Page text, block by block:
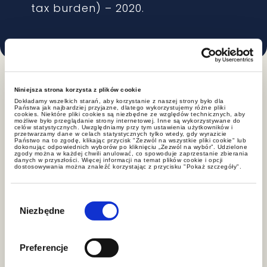
Niniejsza strona korzysta z plików cookie
Dokładamy wszelkich starań, aby korzystanie z naszej strony było dla
Państwa jak najbardziej przyjazne, dlatego wykorzystujemy różne pliki
cookies. Niektóre pliki cookies są niezbędne ze względów technicznych, aby
możliwe było przeglądanie strony internetowej. Inne są wykorzystywane do
celów statystycznych. Uwzględniamy przy tym ustawienia użytkowników i
przetwarzamy dane w celach statystycznych tylko wtedy, gdy wyrazicie
Państwo na to zgodę, klikając przycisk "Zezwól na wszystkie pliki cookie" lub
dokonując odpowiednich wyborów po kliknięciu „Zezwól na wybór”. Udzielone
zgody można w każdej chwili anulować, co spowoduje zaprzestanie zbierania
danych w przyszłości. Więcej informacji na temat plików cookie i opcji
dostosowywania można znaleźć korzystając z przycisku "Pokaż szczegóły".
zgody
Niezbędne
Preferencje
tax burden) – 2020.
Specializations
Civil and commercial contracts
Property tax